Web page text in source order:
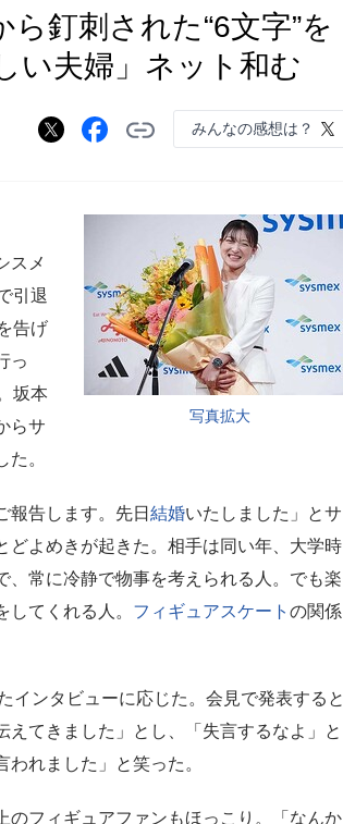
釘刺された“6文字”を
い夫婦」ネット和む
みんなの感想は？
写真拡大
スメ
引退
告げ
っ
坂本
らサ
。
告します。先日 結婚いたしました」とサ
どよめきが起きた。相手は同い年、大学時
常に冷静で物事を考えられる人。でも楽
てくれる人。 フィギュアスケート の関係
ンタビューに応じた。会見で発表すると
てきました」とし、「失言するなよ」と
れました」と笑った。
フィギュアファンもほっこり。「なんか